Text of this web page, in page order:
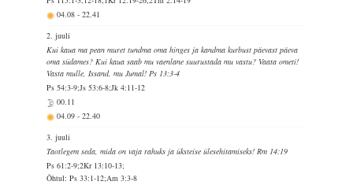
04.08-22.41
2. juuli
Kui kaua ma pean muret tundma oma hinges ja kandma kurbust päevast päeva
oma südames? Kui kaua saab mu vaenlane suurustada mu vastu? Vaata ometi!
Vasta mulle, Issand, mu Jumal! Ps 13:3-4
Ps 54:3-9;Js 53:6-8;Jk 4:11-12
00.11
04.09-22.40
3. juuli
Taotlegem seda, mida on vaja rahuks ja üksteise ülesehitamiseks! Rm 14:19
Ps 61:2-9;2Kr 13:10-13;
Õhtul: Ps 33:1-12;Am 3:3-8